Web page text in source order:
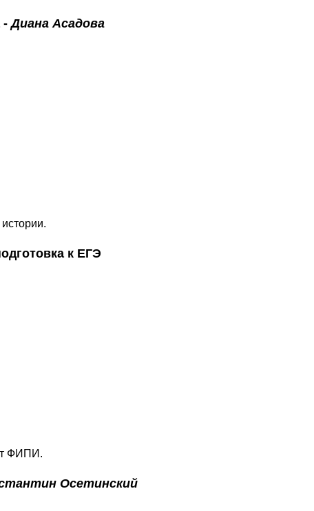
-Диана Асадова
к ЕГЭ
ФИПИ.
Осетинский